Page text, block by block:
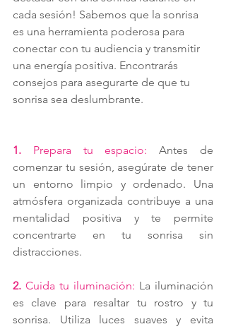
cada sesión! Sabemos que la sonrisa
es una herramienta poderosa para
conectar con tu audiencia y transmitir
una energía positiva. Encontrarás
consejos para asegurarte de que tu
sonrisa sea deslumbrante.
1. Prepara tu espacio: Antes de
comenzar tu sesión, asegúrate de tener
un entorno limpio y ordenado. Una
atmósfera organizada contribuye a una
mentalidad positiva y te permite
concentrarte en tu sonrisa sin
distracciones.
2. Cuida tu iluminación: La iluminación
es clave para resaltar tu rostro y tu
sonrisa. Utiliza luces suaves y evita